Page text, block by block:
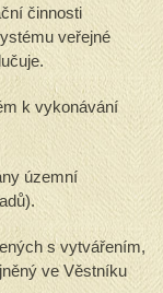
činnosti
veřejné
k vykonávání
územní
s vytvářením,
ve Věstníku